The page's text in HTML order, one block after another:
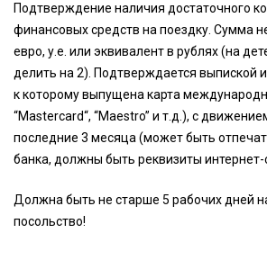
Подтверждение наличия достаточного
финансовых средств на поездку. Сумма
евро, у.е. или эквивалент в рублях (на
делить на 2). Подтверждается выпиской
к которому выпущена карта
“Mastercard“, “Maestro” и т.д.), с
последние 3 месяца (может быть
банка, должны быть реквизиты интернет-
Должна быть не старше 5 рабочих дней
посольство!